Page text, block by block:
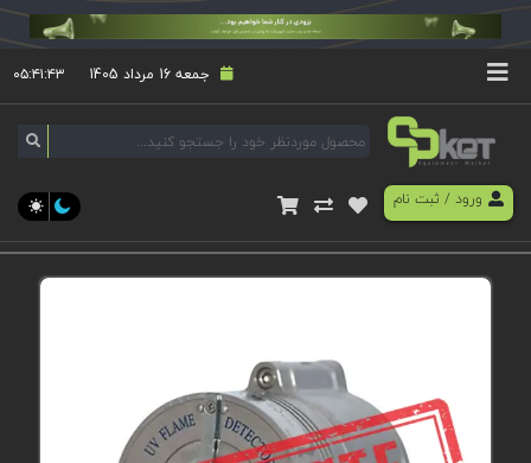
جمعه 16 مرداد 1405 ۰۵:۴۱:۴۳
ورود/ ثبت نام